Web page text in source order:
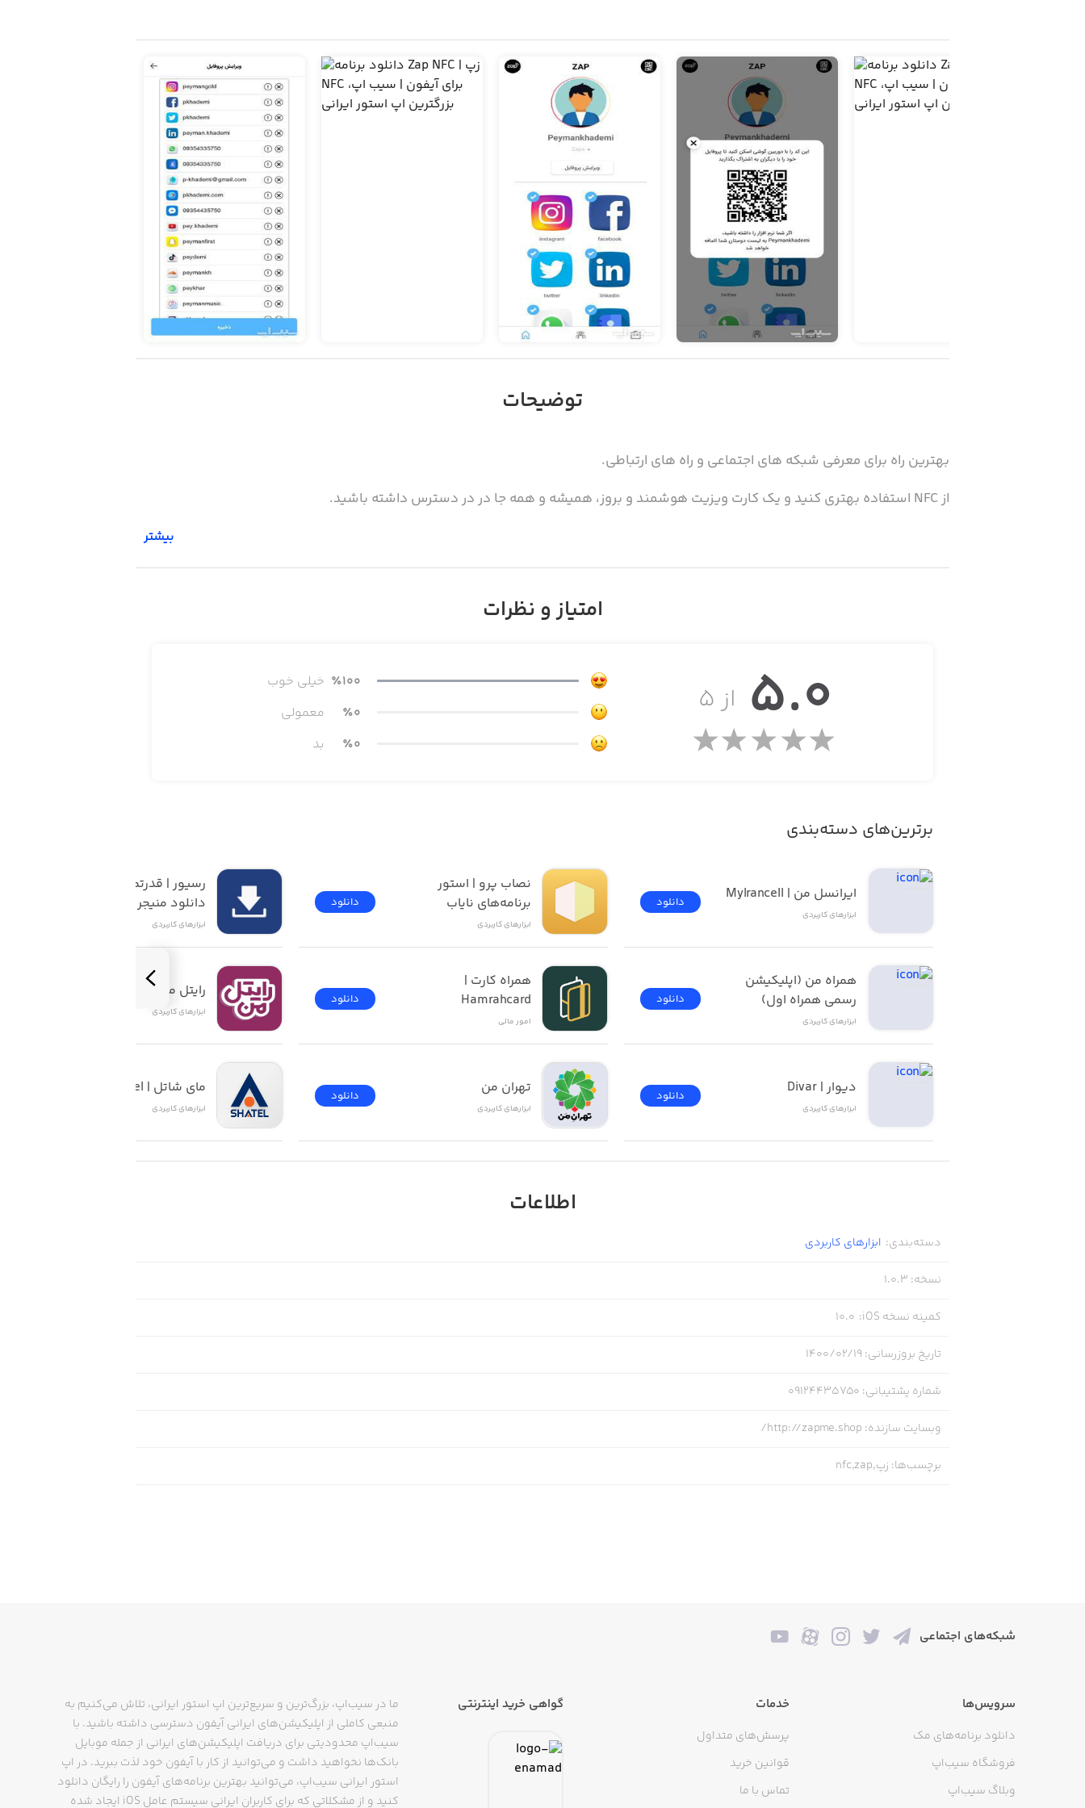
توضیحات
بهترین راه برای معرفی شبکه های اجتماعی و راه های ارتباطی.
از NFC استفاده بهتری کنید و یک کارت ویزیت هوشمند و بروز، همیشه و همه جا در در دسترس داشته باشید.
بیشتر
امتیاز و نظرات
از ۵ 5.0 ٪100
خیلی خوب
٪0
معمولی
٪0 بد
برترین‌های دسته‌بندی
ایرانسل من | MyIrancell
ابزار‌های کاربردی
دانلود
رسمی همراه اول)
ابزار‌های کاربردی
دانلود
دیوار | Divar
ابزار‌های کاربردی
دانلود
برنامه‌های نایاب
ابزار‌های کاربردی
دانلود
Hamrahcard
امور ‌مالی
دانلود
تهران من
ابزار‌های کاربردی
دانلود
دانلود منیجر iOS
ابزار‌های کاربردی
رایتل من | My Rightel
ابزار‌های کاربردی
مای شاتل | My Shatel
ابزار‌های کاربردی
اطلاعات
دسته‌بندی: ابزار‌های کاربردی
نسخه:
1.0.3
کمینه نسخه iOS :
10.0
تاریخ بروزرسانی: ۱۴۰۰/۰۲/۱۹
شماره پشتیبانی:
09124435750
وبسایت سازنده:
http://zapme.shop/
برچسب‌ها: زپ,nfc,zap
شبکه‌های اجتماعی
سرویس‌ها
دانلود برنامه‌های مک
فروشگاه سیب‌اپ
وبلاگ سیب‌اپ
خدمات
پرسش‌های متداول
قوانین خرید
تماس با ما
گواهی خرید اینترنتی
ما در سیب‌اپ، بزرگ‌ترین و سریع‌ترین اپ استور ایرانی، تلاش می‌کنیم به
منبعی کاملی از اپلیکیشن‌های ایرانی آیفون دسترسی داشته باشید. با
سیب‌اپ محدودیتی برای دریافت اپلیکیشن‌های ایرانی از جمله موبایل
بانک‌ها نخواهید داشت و می‌توانید از کار با آیفون خود لذت ببرید. در اپ
استور ایرانی سیب‌اپ، می‌توانید بهترین برنامه‌های آیفون را رایگان دانلود
کنید و از مشکلاتی که برای کاربران ایرانی سیستم عامل iOS ایجاد شده